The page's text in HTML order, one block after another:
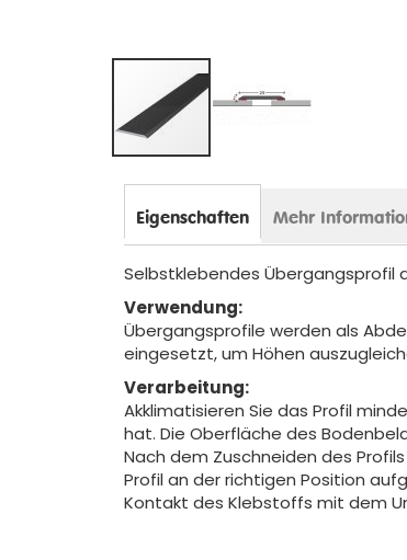
Anfang
der
Bildergalerie
Eigenschaften
Selbstklebendes Übergangsprofil
Verwendung:
Übergangsprofile werden als
eingesetzt, um Höhen
Verarbeitung:
Akklimatisieren Sie das Profil
hat. Die Oberfläche des
Nach dem Zuschneiden des
Profil an der richtigen Position
Kontakt des Klebstoffs mit dem
Mehr